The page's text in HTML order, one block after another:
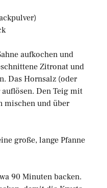
aufkochen und
Zitronat und
Das Hornsalz (oder
auflösen. Den Teig mit
mischen und über
große, lange Pfanne
90 Minuten backen.